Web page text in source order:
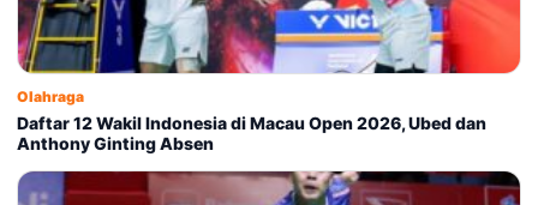
Olahraga
Daftar 12 Wakil Indonesia di Macau Open 2026, Ubed dan
Anthony Ginting Absen